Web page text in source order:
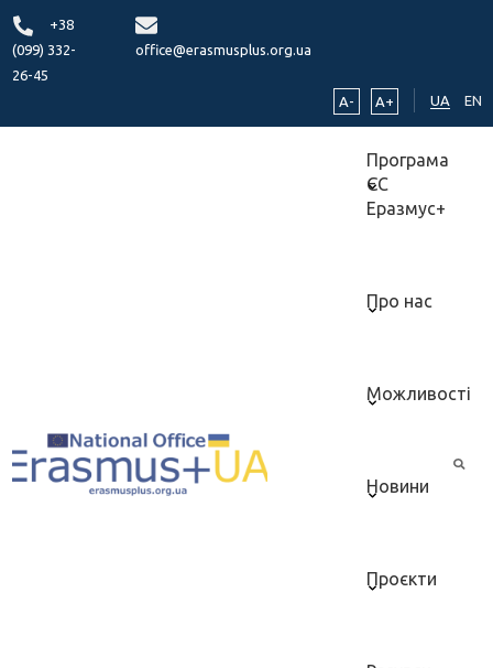
+38
(099) 332-
26-45
office@erasmusplus.org.ua
A- A+ UA EN
Програма
ЄС
Еразмус+
Про нас
Можливості
Новини
Проєкти